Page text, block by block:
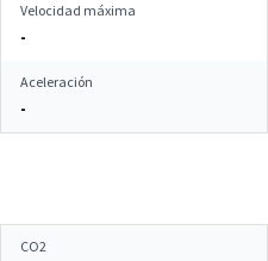
Velocidad máxima
-
Aceleración
-
CO2